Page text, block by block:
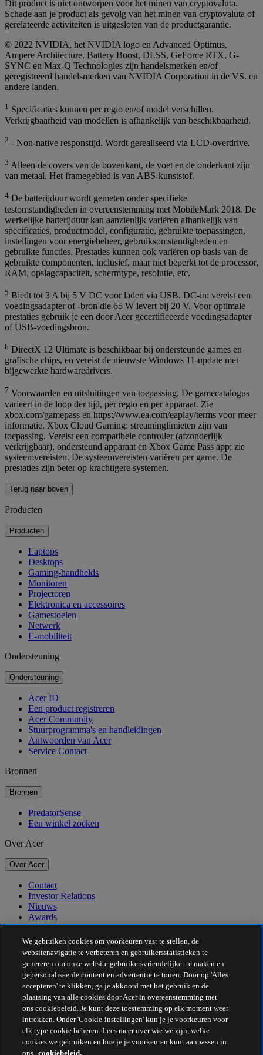
Dit product is niet ontworpen voor het minen van cryptovaluta.
Schade aan je product als gevolg van het minen van cryptovaluta of
gerelateerde activiteiten is uitgesloten van de productgarantie.
© 2022 NVIDIA, het NVIDIA logo en Advanced Optimus,
Ampere Architecture, Battery Boost, DLSS, GeForce RTX, G-
SYNC en Max-Q Technologies zijn handelsmerken en/of
geregistreerd handelsmerken van NVIDIA Corporation in de VS. en
andere landen.
1 Specificaties kunnen per regio en/of model verschillen.
Verkrijgbaarheid van modellen is afhankelijk van beschikbaarheid.
2 - Non-native responstijd. Wordt gerealiseerd via LCD-overdrive.
3 Alleen de covers van de bovenkant, de voet en de onderkant zijn
van metaal. Het framegebied is van ABS-kunststof.
4 De batterijduur wordt gemeten onder specifieke
testomstandigheden in overeenstemming met MobileMark 2018. De
werkelijke batterijduur kan aanzienlijk variëren afhankelijk van
specificaties, productmodel, configuratie, gebruikte toepassingen,
instellingen voor energiebeheer, gebruiksomstandigheden en
gebruikte functies. Prestaties kunnen ook variëren op basis van de
gebruikte componenten, inclusief, maar niet beperkt tot de processor,
RAM, opslagcapaciteit, schermtype, resolutie, etc.
5 Biedt tot 3 A bij 5 V DC voor laden via USB. DC-in: vereist een
voedingsadapter of -bron die 65 W levert bij 20 V. Voor optimale
prestaties gebruik je een door Acer gecertificeerde voedingsadapter
of USB-voedingsbron.
6 DirectX 12 Ultimate is beschikbaar bij ondersteunde games en
grafische chips, en vereist de nieuwste Windows 11-update met
bijgewerkte hardwaredrivers.
7 Voorwaarden en uitsluitingen van toepassing. De gamecatalogus
varieert in de loop der tijd, per regio en per apparaat. Zie
xbox.com/gamepass en https://www.ea.com/eaplay/terms voor meer
informatie. Xbox Cloud Gaming: streaminglimieten zijn van
toepassing. Vereist een compatibele controller (afzonderlijk
verkrijgbaar), ondersteund apparaat en Xbox Game Pass app; zie
systeemvereisten. De systeemvereisten variëren per game. De
prestaties zijn beter op krachtigere systemen.
Terug naar boven
Producten
Producten
Laptops
Desktops
Gaming-handhelds
Monitoren
Projectoren
Elektronica en accessoires
Gamestoelen
Netwerk
E-mobiliteit
Ondersteuning
Ondersteuning
Acer ID
Een product registreren
Acer Community
Stuurprogramma's en handleidingen
Antwoorden van Acer
Service Contact
Bronnen
Bronnen
PredatorSense
Een winkel zoeken
Over Acer
Over Acer
Contact
Investor Relations
Nieuws
Awards
Evenementen
Duurzaamheid
Duurzaamheid
Maatschappelijk verantwoord ondernemen
De CO2-voetafdruk van het product
Project Humanity
Earthion
Privacybeleid
Cookiebeleid
We gebruiken cookies om voorkeuren vast te stellen, de
websitenavigatie te verbeteren en gebruikersstatistieken te
genereren om onze website gebruikersvriendelijker te maken en
gepersonaliseerde content en advertentie te tonen. Door op 'Alles
accepteren' te klikken, ga je akkoord met het gebruik en de
plaatsing van alle cookies door Acer in overeenstemming met
ons cookiebeleid. Je kunt deze toestemming op elk moment weer
intrekken. Onder 'Cookie-instellingen' kun je je voorkeuren voor
elk type cookie beheren. Lees meer over wie we zijn, welke
cookies we gebruiken en hoe je je voorkeuren kunt aanpassen in
ons cookiebeleid.